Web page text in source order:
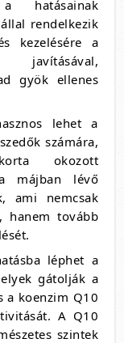
hatásainak
rendelkezik
kezelésére a
javításával,
gyök ellenes
lehet a
számára,
okozott
májban lévő
ami nemcsak
hanem tovább
léphet a
gátolják a
a koenzim Q10
A Q10
szintek